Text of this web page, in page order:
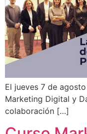
El jueves 7 de
Marketing Digital y
colaboración […]